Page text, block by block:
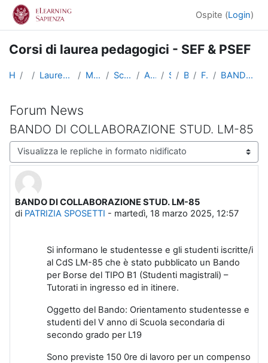
Vai al contenuto principale
Ospite (Login)
Corsi di laurea pedagogici - SEF & PSEF
Home Corsi Lauree triennali, magistrali, a ciclo unico Medicina e Psicologia Scienze dell'Educazione Altri insegnamenti SciEdu2 Benvenuti! Forum News BANDO DI COLLABORAZIONE STUD. LM-85
Forum News
BANDO DI COLLABORAZIONE STUD. LM-85
Modalità visualizzazione
BANDO DI COLLABORAZIONE STUD. LM-85
di PATRIZIA SPOSETTI - martedì, 18 marzo 2025, 12:57
Numero di risposte: 0
Si informano le studentesse e gli studenti iscritte/i
al CdS LM-85 che è stato pubblicato un Bando
per Borse del TIPO B1 (Studenti magistrali) –
Tutorati in ingresso ed in itinere.
Oggetto del Bando: Orientamento studentesse e
studenti del V anno di Scuola secondaria di
secondo grado per L19
Sono previste 150 0re di lavoro per un compenso